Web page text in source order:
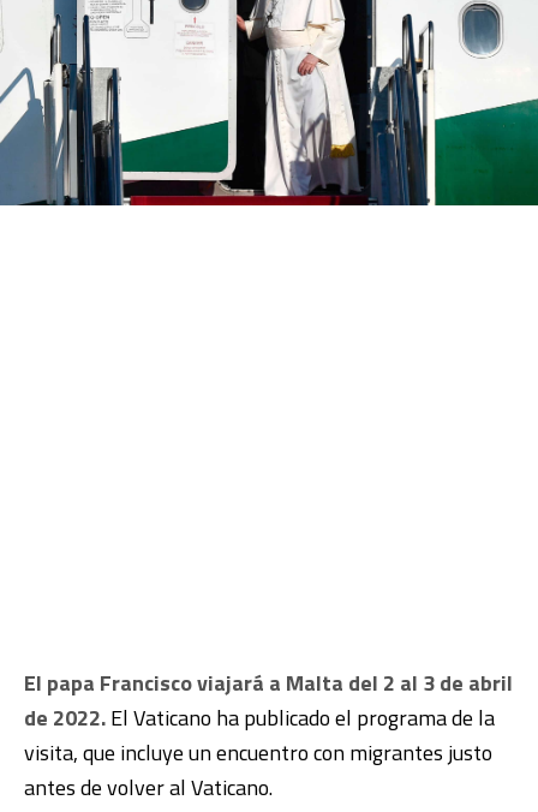
El papa Francisco viajará a Malta del 2 al 3 de abril
de 2022.El Vaticano ha publicado el programa de la
visita, que incluye un encuentro con migrantes justo
antes de volver al Vaticano.